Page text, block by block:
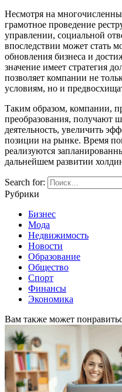
Несмотря на
грамотное проведение
управлении, социальной
впоследствии может стать
обновления бизнеса и
значение имеет стратегия
позволяет компании не
условиям, но и
Таким образом, компании,
преобразования, получают
деятельность, увеличить
позиции на рынке. Время
реализуются
дальнейшем развитии
Search for:
Рубрики
Бизнес
Мода
Недвижимость
Новости
Образование
Общество
Спорт
Финансы
Экономика
Вам также может